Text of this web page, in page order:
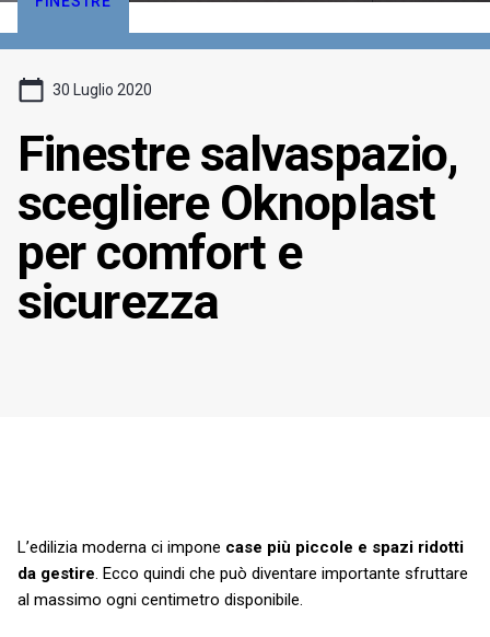
30 Luglio 2020
Finestre salvaspazio,
scegliere Oknoplast
per comfort e
sicurezza
L’edilizia moderna ci impone case più piccole e spazi ridotti
da gestire. Ecco quindi che può diventare importante sfruttare
al massimo ogni centimetro disponibile.